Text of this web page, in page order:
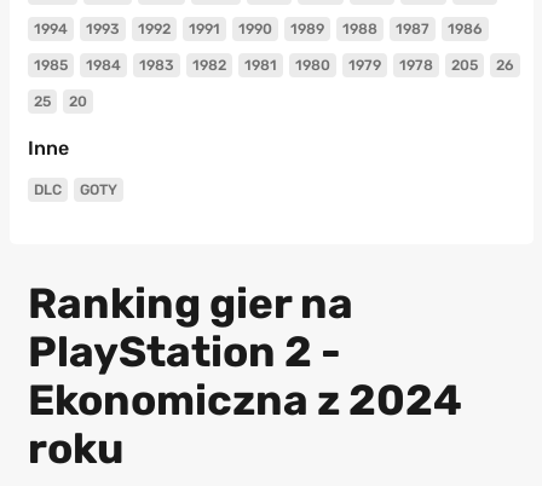
1994 1993 1992 1991 1990 1989 1988 1987 1986
1985 1984 1983 1982 1981 1980 1979 1978 205 26
25 20
Inne
DLC GOTY
Ranking gier na
PlayStation 2 -
Ekonomiczna z 2024
roku